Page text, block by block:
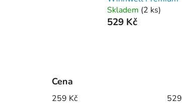
Skladem (2 ks)
529 Kč
Cena
259 Kč 529